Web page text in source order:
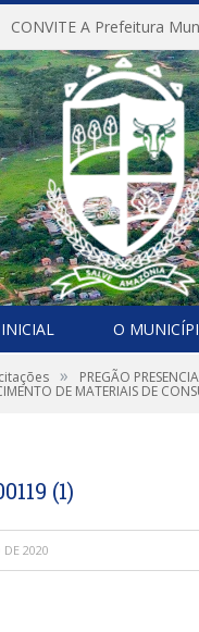
O
» PREGÃO
DE MATERIAIS DE
(1)
DE 2020